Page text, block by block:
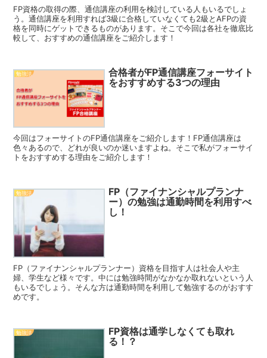
FP資格の取得の際、通信講座の利用を検討している人もいるでしょ
う。通信講座を利用すれば3級に合格していなくても2級とAFPの資
格を同時にゲットできるものがあります。そこで今回は各社を徹底比
較して、おすすめの通信講座をご紹介します！
勉強法
合格者がFP通信講座フォーサイト
をおすすめする3つの理由
今回はフォーサイトのFP通信講座をご紹介します！FP通信講座は
色々あるので、どれが良いのか迷いますよね。そこで私がフォーサイ
トをおすすめする理由をご紹介します！
勉強法
FP（ファイナンシャルプランナ
ー）の勉強は通勤時間を利用すべ
し！
FP（ファイナンシャルプランナー）資格を目指す人は社会人や主
婦、学生など様々です。中には勉強時間がなかなか取れないという人
もいるでしょう。そんな方は通勤時間を利用して勉強するのがおすす
めです。
勉強法
FP資格は通学しなくても取れ
る！？